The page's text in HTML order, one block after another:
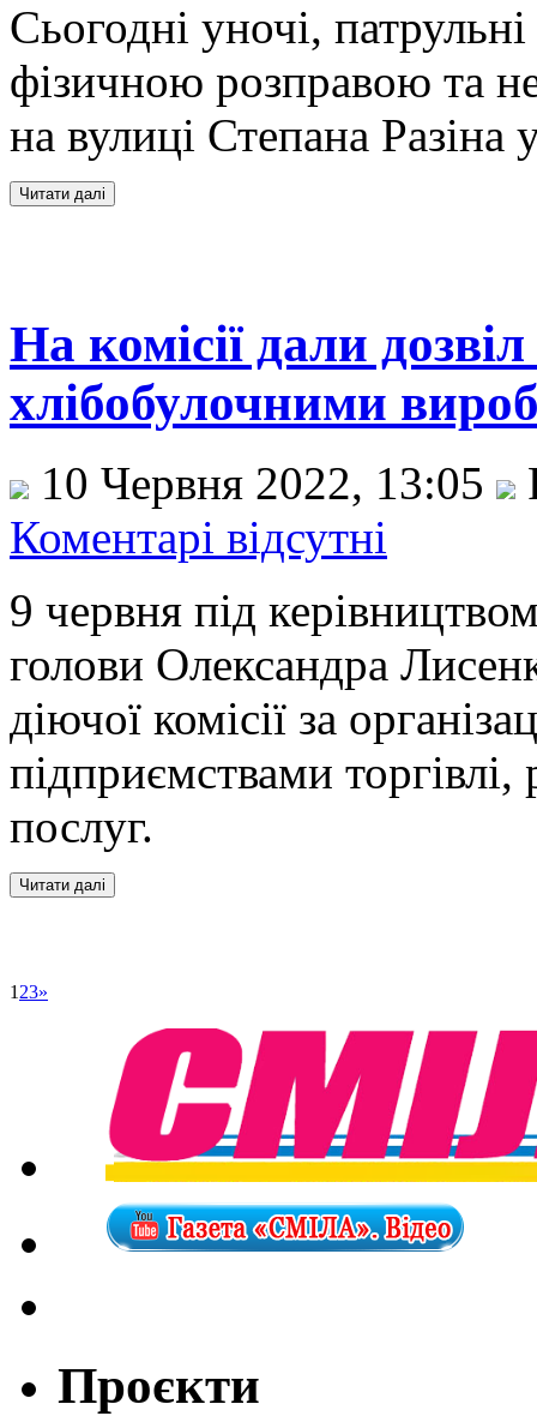
Сьогодні уночі,
фізичною розправою та
на вулиці Степана Разіна
На комісії дали
хлібобулочними
10 Червня 2022, 13:05
Коментарі відсутні
9 червня під
голови Олександра
діючої комісії за
підприємствами
послуг.
1 23»
Проєкти